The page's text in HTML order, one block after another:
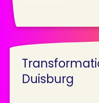
Duisburg